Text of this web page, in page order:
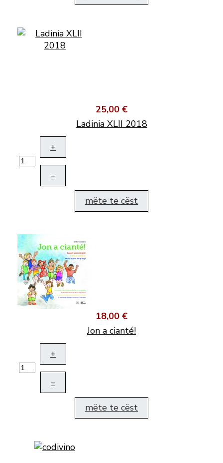
25,00 €
Ladinia XLII 2018
+
–
mëte te cëst
18,00 €
Jon a cianté!
+
–
mëte te cëst